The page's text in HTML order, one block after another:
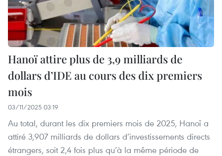
Hanoï attire plus de 3,9 milliards de
dollars d’IDE au cours des dix premiers
mois
03/11/2025 03:19
Au total, durant les dix premiers mois de 2025, Hanoï a
attiré 3,907 milliards de dollars d’investissements directs
étrangers, soit 2,4 fois plus qu’à la même période de